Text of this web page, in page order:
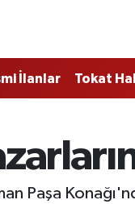
İlanlar Tokat
Paşa